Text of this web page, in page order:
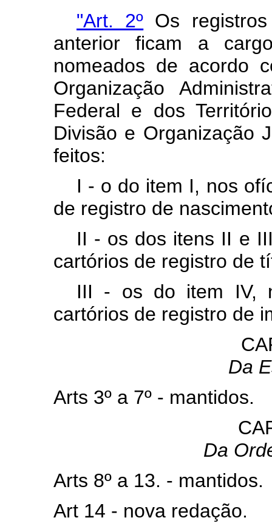
"Art. 2º Os
anterior ficam a
nomeados de acordo
Organização
Federal e dos
Divisão e Organização
feitos:
I - o do item I, nos
de registro de
II - os dos itens II e
cartórios de registro de
III - os do item IV,
cartórios de registro de
Da
Arts 3º a 7º - mantidos.
Da
Arts 8º a 13. - mantidos.
Art 14 - nova redação.